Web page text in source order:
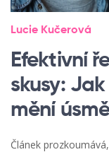
Lucie Kučerová
Efektivní
skusy:
mění
Článek